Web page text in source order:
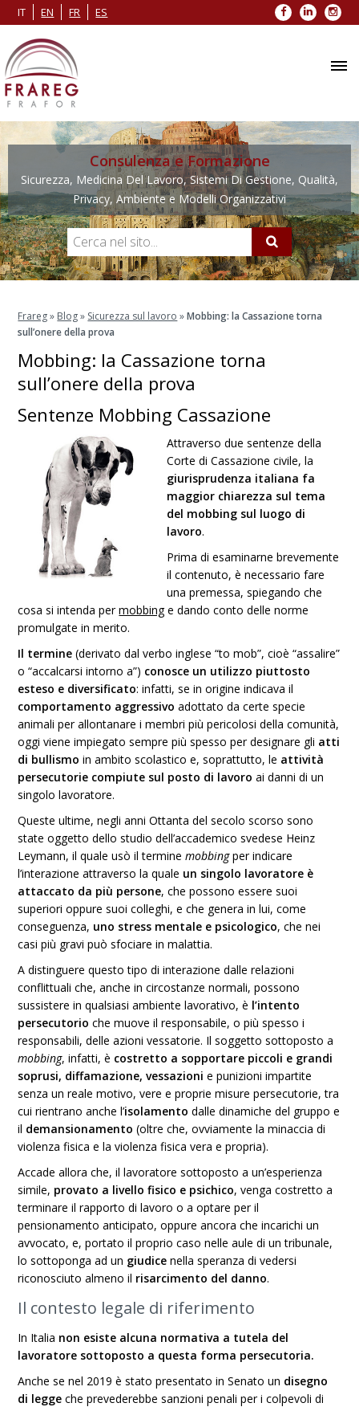
IT EN FR ES Facebook
LinkedIn
Consulenza e Formazione
Sicurezza, Medicina Del Lavoro, Sistemi Di Gestione, Qualità,
Privacy, Ambiente e Modelli Organizzativi
Frareg» Blog» Sicurezza sul lavoro »Mobbing: la Cassazione torna
sull’onere della prova
Mobbing: la Cassazione torna
sull’onere della prova
Sentenze Mobbing Cassazione
Attraverso due sentenze della
Corte di Cassazione civile, la
giurisprudenza italiana fa
maggior chiarezza sul tema
del mobbing sul luogo di
lavoro.
Prima di esaminarne brevemente
il contenuto, è necessario fare
una premessa, spiegando che
cosa si intenda permobbinge dando conto delle norme
promulgate in merito.
Il termine (derivato dal verbo inglese “to mob”, cioè “assalire”
o “accalcarsi intorno a”) conosce un utilizzo piuttosto
esteso e diversificato: infatti, se in origine indicava il
comportamento aggressivo adottato da certe specie
animali per allontanare i membri più pericolosi della comunità,
oggi viene impiegato sempre più spesso per designare gli atti
di bullismo in ambito scolastico e, soprattutto, le attività
persecutorie compiute sul posto di lavoro ai danni di un
singolo lavoratore.
Queste ultime, negli anni Ottanta del secolo scorso sono
state oggetto dello studio dell’accademico svedese Heinz
Leymann, il quale usò il terminemobbingper indicare
l’interazione attraverso la quale un singolo lavoratore è
attaccato da più persone, che possono essere suoi
superiori oppure suoi colleghi, e che genera in lui, come
conseguenza, uno stress mentale e psicologico, che nei
casi più gravi può sfociare in malattia.
A distinguere questo tipo di interazione dalle relazioni
conflittuali che, anche in circostanze normali, possono
sussistere in qualsiasi ambiente lavorativo, è l’intento
persecutorio che muove il responsabile, o più spesso i
responsabili, delle azioni vessatorie. Il soggetto sottoposto a
mobbing, infatti, è costretto a sopportare piccoli e grandi
soprusi, diffamazione, vessazioni e punizioni impartite
senza un reale motivo, vere e proprie misure persecutorie, tra
cui rientrano anche l’isolamento dalle dinamiche del gruppo e
il demansionamento (oltre che, ovviamente la minaccia di
violenza fisica e la violenza fisica vera e propria).
Accade allora che, il lavoratore sottoposto a un’esperienza
simile, provato a livello fisico e psichico, venga costretto a
terminare il rapporto di lavoro o a optare per il
pensionamento anticipato, oppure ancora che incarichi un
avvocato, e, portato il proprio caso nelle aule di un tribunale,
lo sottoponga ad un giudice nella speranza di vedersi
riconosciuto almeno il risarcimento del danno.
Il contesto legale di riferimento
In Italia non esiste alcuna normativa a tutela del
lavoratore sottoposto a questa forma persecutoria.
Anche se nel 2019 è stato presentato in Senato un disegno
di legge che prevederebbe sanzioni penali per i colpevoli di